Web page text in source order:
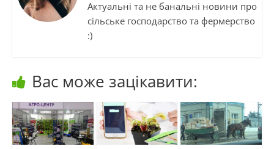
Актуальні та не банальні новини про
сільське господарство та фермерство
:)
Вас може зацікавити: